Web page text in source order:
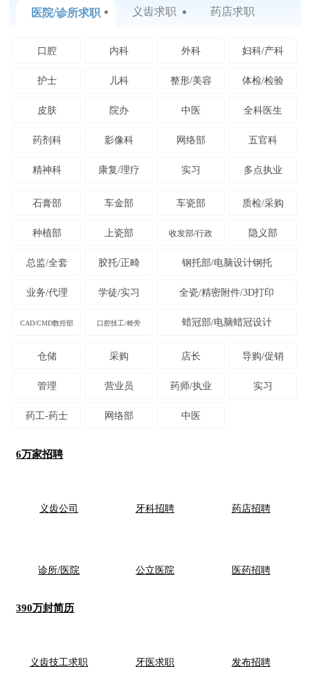
医院/诊所求职 义齿求职 药店求职
口腔 内科 外科 妇科/产科
护士 儿科 整形/美容 体检/检验
皮肤 院办 中医 全科医生
药剂科 影像科 网络部 五官科
精神科 康复/理疗 实习 多点执业
石膏部 车金部 车瓷部 质检/采购
种植部 上瓷部 收发部/行政 隐义部
总监/全套 胶托/正畸 钢托部/电脑设计钢托
业务/代理 学徒/实习 全瓷/精密附件/3D打印
CAD/CMD数控部 口腔技工/椅旁 蜡冠部/电脑蜡冠设计
仓储 采购 店长 导购/促销
管理 营业员 药师/执业 实习
药工-药士 网络部 中医
6万家招聘
义齿公司 牙科招聘 药店招聘
诊所/医院 公立医院 医药招聘
390万封简历
义齿技工求职 牙医求职 发布招聘